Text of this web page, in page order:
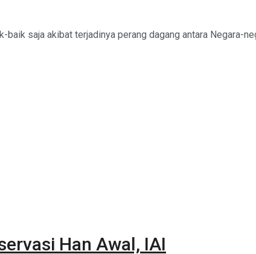
saja akibat terjadinya perang dagang antara Negara-
Han Awal, IAI